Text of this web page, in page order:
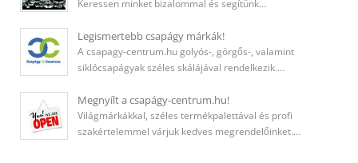
Keressen minket bizalommal és segítünk…
Legismertebb csapágy márkák!
A csapagy-centrum.hu golyós-, görgős-, valamint
siklócsapágyak széles skálájával rendelkezik.…
Megnyílt a csapágy-centrum.hu!
Világmárkákkal, széles termékpalettával és profi
szakértelemmel várjuk kedves megrendelőinket.…